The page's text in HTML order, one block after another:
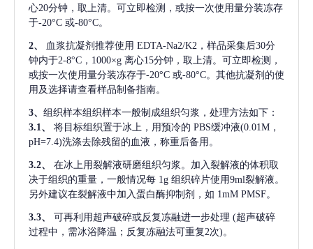
心20分钟，取上清。可立即检测，或按一次使用量分装冻存
于-20°C 或-80°C。
2、 血浆抗凝剂推荐使用 EDTA-Na2/K2，样品采集后30分
钟内于2-8°C，1000×g 离心15分钟，取上清。可立即检测，
或按一次使用量分装冻存于-20°C 或-80°C。其他抗凝剂的使
用及选择请查看样品制备指南。
3、 组织样本组织样本一般制成组织匀浆，处理方法如下：
3.1、
将目标组织置于冰上，用预冷的 PBS缓冲液(0.01M，
pH=7.4)洗涤去除残留的血液，称重后备用。
3.2、
在冰上用裂解液研磨组织匀浆。加入裂解液的体积取
决于组织的重量，一般情况每 1g 组织碎片使用9ml裂解液。
另外建议在裂解液中加入蛋白酶抑制剂，如 1mM PMSF。
3.3、 可再利用超声破碎或反复冻融进一步处理 (超声破碎
过程中，需冰浴降温；反复冻融法可重复2次)。